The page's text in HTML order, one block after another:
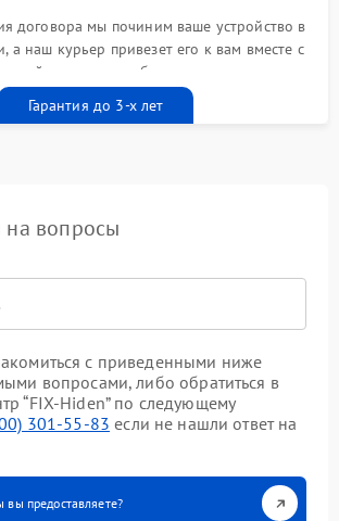
договора мы починим ваше устройство в
а наш курьер привезет его к вам вместе с
талоном бесплатно
Гарантия до 3-х лет
на вопросы
с приведенными ниже
вопросами, либо обратиться в
“FIX-Hiden” по следующему
301-55-83 если не нашли ответ на
предоставляете?